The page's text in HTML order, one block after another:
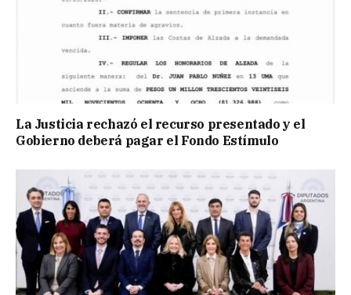
La Justicia rechazó el recurso presentado y el
Gobierno deberá pagar el Fondo Estímulo